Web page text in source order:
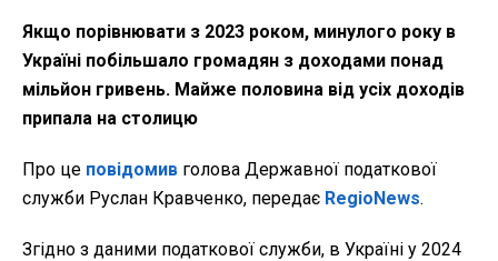
Якщо порівнювати з 2023 роком, минулого року в
Україні побільшало громадян з доходами понад
мільйон гривень. Майже половина від усіх доходів
припала на столицю
Про це повідомив голова Державної податкової
служби Руслан Кравченко, передає RegioNews.
Згідно з даними податкової служби, в Україні у 2024